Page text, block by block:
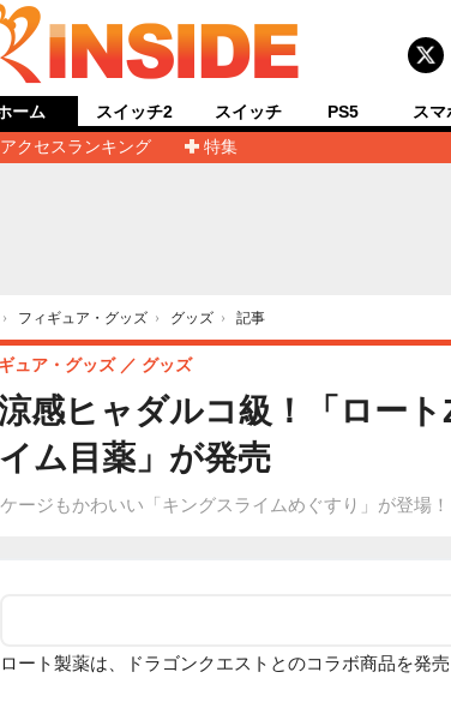
ーム
アクセスランキング
特集
スイッチ2 スイッチ PS5 スマ
› フィギュア・グッズ › グッズ › 記事
感ヒャダルコ級！「ロー
ム目薬」が発売
ージもかわいい「キングスライムめぐすり」が登場！
ュア・グッズ グッズ
ロート製薬は、ドラゴンクエストとのコラボ商品を発売